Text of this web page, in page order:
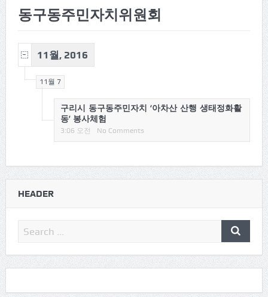
동구동주민자치위원회
11월, 2016
11월 7
구리시 동구동주민자치 ‘아차산 산행 생태정화활
동’ 봉사체험
3:06 오전 No Comments
HEADER